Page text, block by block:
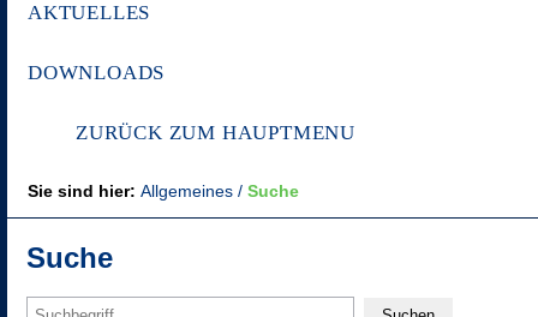
AKTUELLES
DOWNLOADS
ZURÜCK ZUM HAUPTMENU
Sie sind hier: Allgemeines Suche
Suche